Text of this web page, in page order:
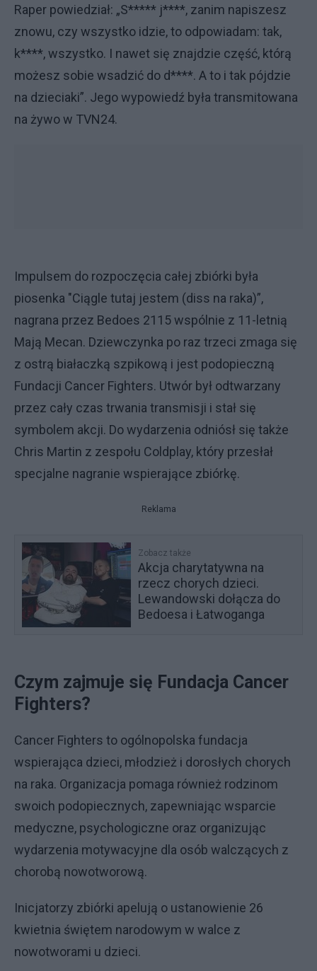
Raper powiedział: „S***** j****, zanim napiszesz
znowu, czy wszystko idzie, to odpowiadam: tak,
k****, wszystko. I nawet się znajdzie część, którą
możesz sobie wsadzić do d****. A to i tak pójdzie
na dzieciaki”. Jego wypowiedź była transmitowana
na żywo w TVN24.
Impulsem do rozpoczęcia całej zbiórki była
piosenka "Ciągle tutaj jestem (diss na raka)”,
nagrana przez Bedoes 2115 wspólnie z 11-letnią
Mają Mecan. Dziewczynka po raz trzeci zmaga się
z ostrą białaczką szpikową i jest podopieczną
Fundacji Cancer Fighters. Utwór był odtwarzany
przez cały czas trwania transmisji i stał się
symbolem akcji. Do wydarzenia odniósł się także
Chris Martin z zespołu Coldplay, który przesłał
specjalne nagranie wspierające zbiórkę.
Reklama
Zobacz także
Akcja charytatywna na
rzecz chorych dzieci.
Lewandowski dołącza do
Bedoesa i Łatwoganga
Czym zajmuje się Fundacja Cancer
Fighters?
Cancer Fighters to ogólnopolska fundacja
wspierająca dzieci, młodzież i dorosłych chorych
na raka. Organizacja pomaga również rodzinom
swoich podopiecznych, zapewniając wsparcie
medyczne, psychologiczne oraz organizując
wydarzenia motywacyjne dla osób walczących z
chorobą nowotworową.
Inicjatorzy zbiórki apelują o ustanowienie 26
kwietnia świętem narodowym w walce z
nowotworami u dzieci.